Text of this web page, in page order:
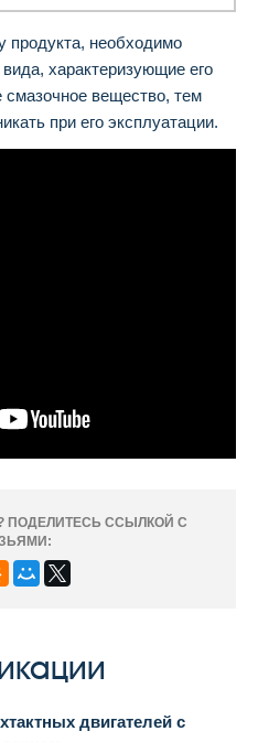
необходимо
характеризующие его
смазочное вещество, тем
при его эксплуатации.
ПОДЕЛИТЕСЬ ССЫЛКОЙ С
двигателей с